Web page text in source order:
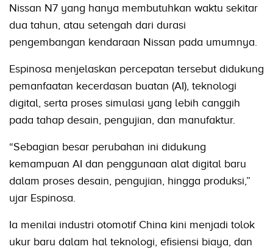
Nissan N7 yang hanya membutuhkan waktu sekitar
dua tahun, atau setengah dari durasi
pengembangan kendaraan Nissan pada umumnya.
Espinosa menjelaskan percepatan tersebut didukung
pemanfaatan kecerdasan buatan (AI), teknologi
digital, serta proses simulasi yang lebih canggih
pada tahap desain, pengujian, dan manufaktur.
“Sebagian besar perubahan ini didukung
kemampuan AI dan penggunaan alat digital baru
dalam proses desain, pengujian, hingga produksi,”
ujar Espinosa.
Ia menilai industri otomotif China kini menjadi tolok
ukur baru dalam hal teknologi, efisiensi biaya, dan